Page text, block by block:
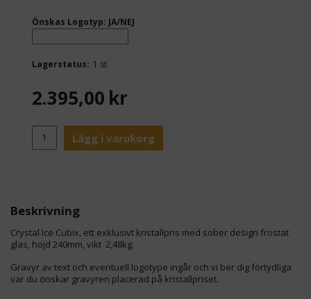
Önskas Logotyp: JA/NEJ
Lagerstatus: 1 st
2.395,00 kr
Lägg i varukorg
Beskrivning
Crystal Ice Cubix, ett exklusivt kristallpris med sober design frostat
glas, höjd 240mm, vikt 2,48kg.
Gravyr av text och eventuell logotype ingår och vi ber dig förtydliga
var du önskar gravyren placerad på kristallpriset.